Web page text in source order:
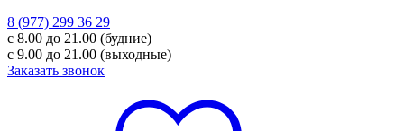
8 (977) 299 36 29
с 8.00 до 21.00 (будние)
с 9.00 до 21.00 (выходные)
Заказать звонок